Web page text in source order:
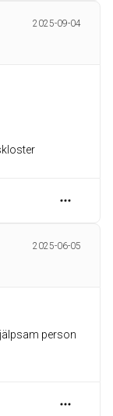
2025-09-04
2025-06-05
person